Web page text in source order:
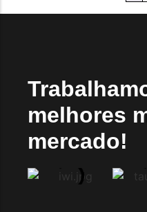
melhores
mercado!